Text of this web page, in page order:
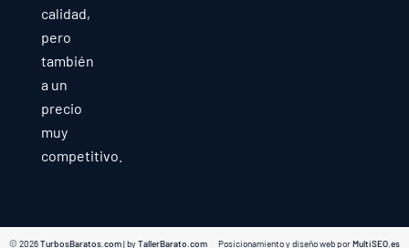
calidad,
pero
también
a un
precio
muy
competitivo.
© 2026TurbosBaratos.com| byTallerBarato.com Posicionamiento y diseño web porMultiSEO.es